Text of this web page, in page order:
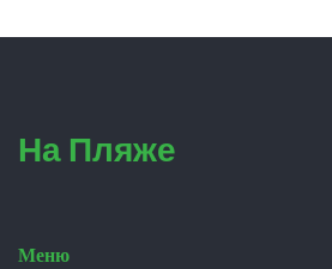
На Пляже
Меню